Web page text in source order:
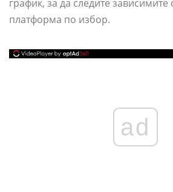
график, за да следите зависимите
платформа по избор.
ad